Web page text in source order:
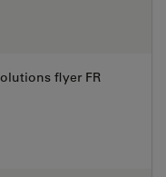
flyer FR